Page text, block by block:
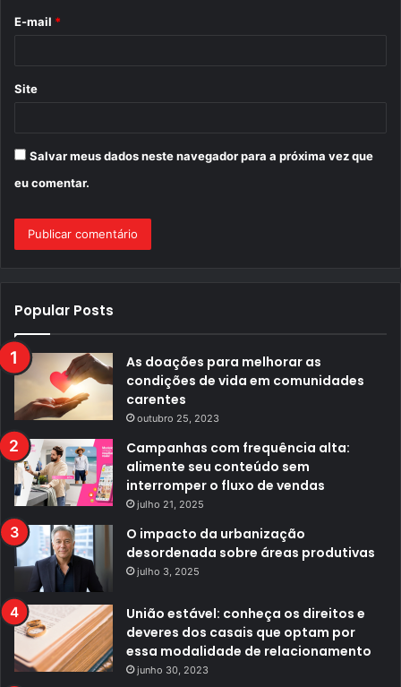
E-mail *
Site
Salvar meus dados neste navegador para a próxima vez que
eu comentar.
Popular Posts
As doações para melhorar as
condições de vida em comunidades
carentes
outubro 25, 2023
Campanhas com frequência alta:
alimente seu conteúdo sem
interromper o fluxo de vendas
julho 21, 2025
O impacto da urbanização
desordenada sobre áreas produtivas
julho 3, 2025
União estável: conheça os direitos e
deveres dos casais que optam por
essa modalidade de relacionamento
junho 30, 2023